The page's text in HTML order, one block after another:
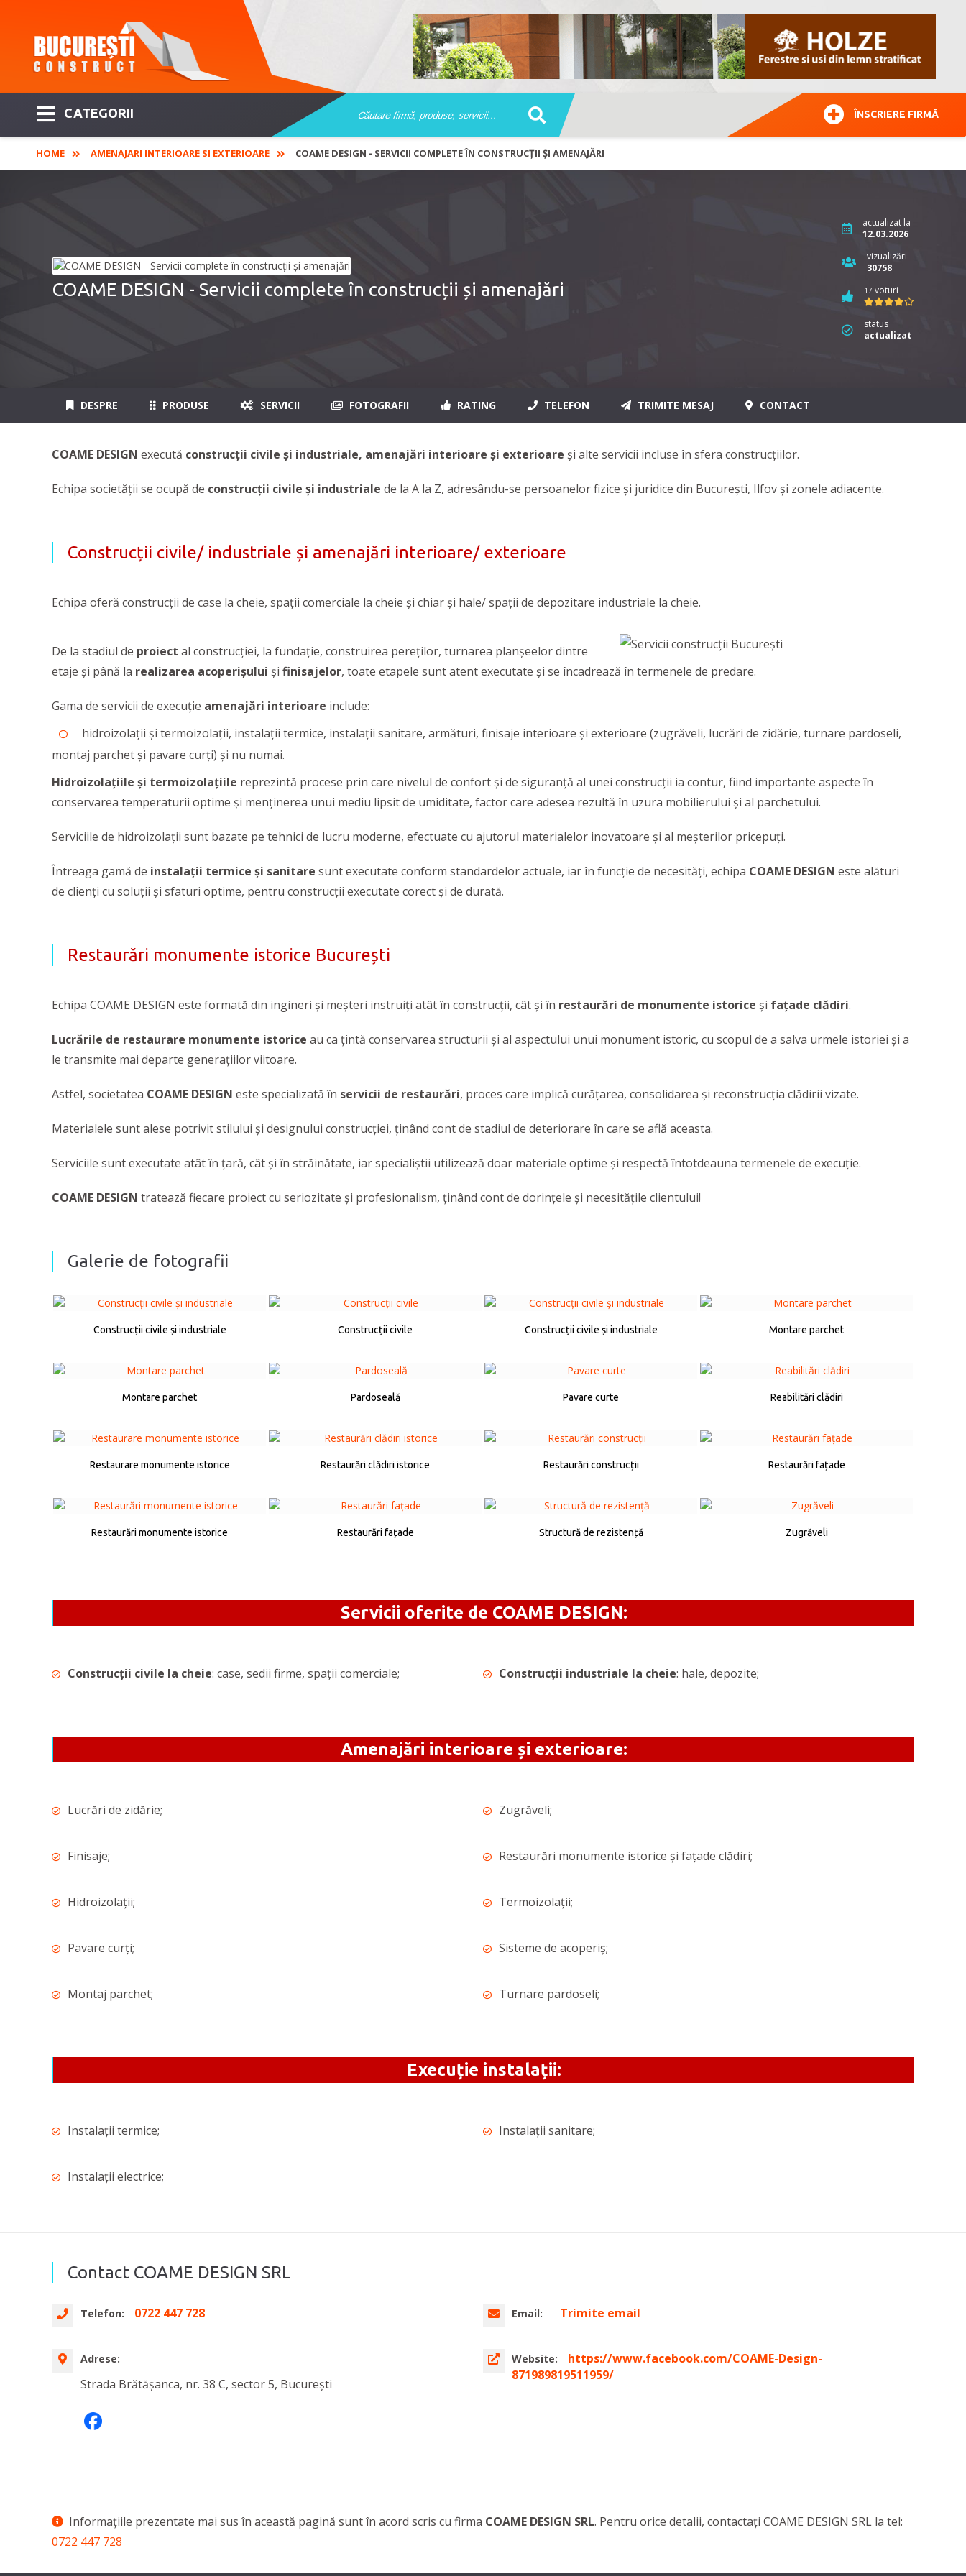
CATEGORII ÎNSCRIERE FIRMĂ
HOME AMENAJARI INTERIOARE SI EXTERIOARE COAME DESIGN - SERVICII COMPLETE ÎN CONSTRUCȚII ȘI AMENAJĂRI
COAME DESIGN - Servicii complete în construcții și amenajări
actualizat la
12.03.2026
vizualizări
30758
17 voturi
status
actualizat
DESPRE PRODUSE SERVICII FOTOGRAFII RATING TELEFON TRIMITE MESAJ CONTACT
COAME DESIGN execută construcții civile și industriale, amenajări interioare și exterioare și alte servicii incluse în sfera construcțiilor.
Echipa societății se ocupă de construcții civile și industriale de la A la Z, adresându-se persoanelor fizice și juridice din București, Ilfov și zonele adiacente.
Construcții civile/ industriale și amenajări interioare/ exterioare
Echipa oferă construcții de case la cheie, spații comerciale la cheie și chiar și hale/ spații de depozitare industriale la cheie.
De la stadiul de proiect al construcției, la fundație, construirea pereților, turnarea planșeelor dintre
etaje și până la realizarea acoperișului și finisajelor, toate etapele sunt atent executate și se încadrează în termenele de predare.
Gama de servicii de execuție amenajări interioare include:
hidroizolații și termoizolații, instalații termice, instalații sanitare, armături, finisaje interioare și exterioare (zugrăveli, lucrări de zidărie, turnare pardoseli,
montaj parchet și pavare curți) și nu numai.
Hidroizolațiile și termoizolațiile reprezintă procese prin care nivelul de confort și de siguranță al unei construcții ia contur, fiind importante aspecte în
conservarea temperaturii optime și menținerea unui mediu lipsit de umiditate, factor care adesea rezultă în uzura mobilierului și al parchetului.
Serviciile de hidroizolații sunt bazate pe tehnici de lucru moderne, efectuate cu ajutorul materialelor inovatoare și al meșterilor pricepuți.
Întreaga gamă de instalații termice și sanitare sunt executate conform standardelor actuale, iar în funcție de necesități, echipa COAME DESIGN este alături
de clienți cu soluții și sfaturi optime, pentru construcții executate corect și de durată.
Restaurări monumente istorice București
Echipa COAME DESIGN este formată din ingineri și meșteri instruiți atât în construcții, cât și în restaurări de monumente istorice și fațade clădiri.
Lucrările de restaurare monumente istorice au ca țintă conservarea structurii și al aspectului unui monument istoric, cu scopul de a salva urmele istoriei și a
le transmite mai departe generațiilor viitoare.
Astfel, societatea COAME DESIGN este specializată în servicii de restaurări, proces care implică curățarea, consolidarea și reconstrucția clădirii vizate.
Materialele sunt alese potrivit stilului și designului construcției, ținând cont de stadiul de deteriorare în care se află aceasta.
Serviciile sunt executate atât în țară, cât și în străinătate, iar specialiștii utilizează doar materiale optime și respectă întotdeauna termenele de execuție.
COAME DESIGN tratează fiecare proiect cu seriozitate și profesionalism, ținând cont de dorințele și necesitățile clientului!
Galerie de fotografii
Construcții civile și industriale Construcții civile Construcții civile și industriale Montare parchet
Montare parchet Pardoseală Pavare curte Reabilitări clădiri
Restaurare monumente istorice Restaurări clădiri istorice Restaurări construcții Restaurări fațade
Restaurări monumente istorice Restaurări fațade Structură de rezistență Zugrăveli
Servicii oferite de COAME DESIGN:
Construcții civile la cheie: case, sedii firme, spații comerciale; Construcții industriale la cheie: hale, depozite;
Amenajări interioare și exterioare:
Lucrări de zidărie; Zugrăveli;
Finisaje; Restaurări monumente istorice și fațade clădiri;
Hidroizolații; Termoizolații;
Pavare curți; Sisteme de acoperiș;
Montaj parchet; Turnare pardoseli;
Execuție instalații:
Instalații termice; Instalații sanitare;
Instalații electrice;
Contact COAME DESIGN SRL
Telefon: 0722 447 728 Email: Trimite email
Adrese:
Strada Brătășanca, nr. 38 C, sector 5, București
Website:
https://www.facebook.com/COAME-Design-
871989819511959/
Informaţiile prezentate mai sus în această pagină sunt în acord scris cu firma COAME DESIGN SRL. Pentru orice detalii, contactaţi COAME DESIGN SRL la tel:
0722 447 728